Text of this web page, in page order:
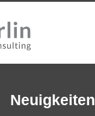
Neuigkeiten